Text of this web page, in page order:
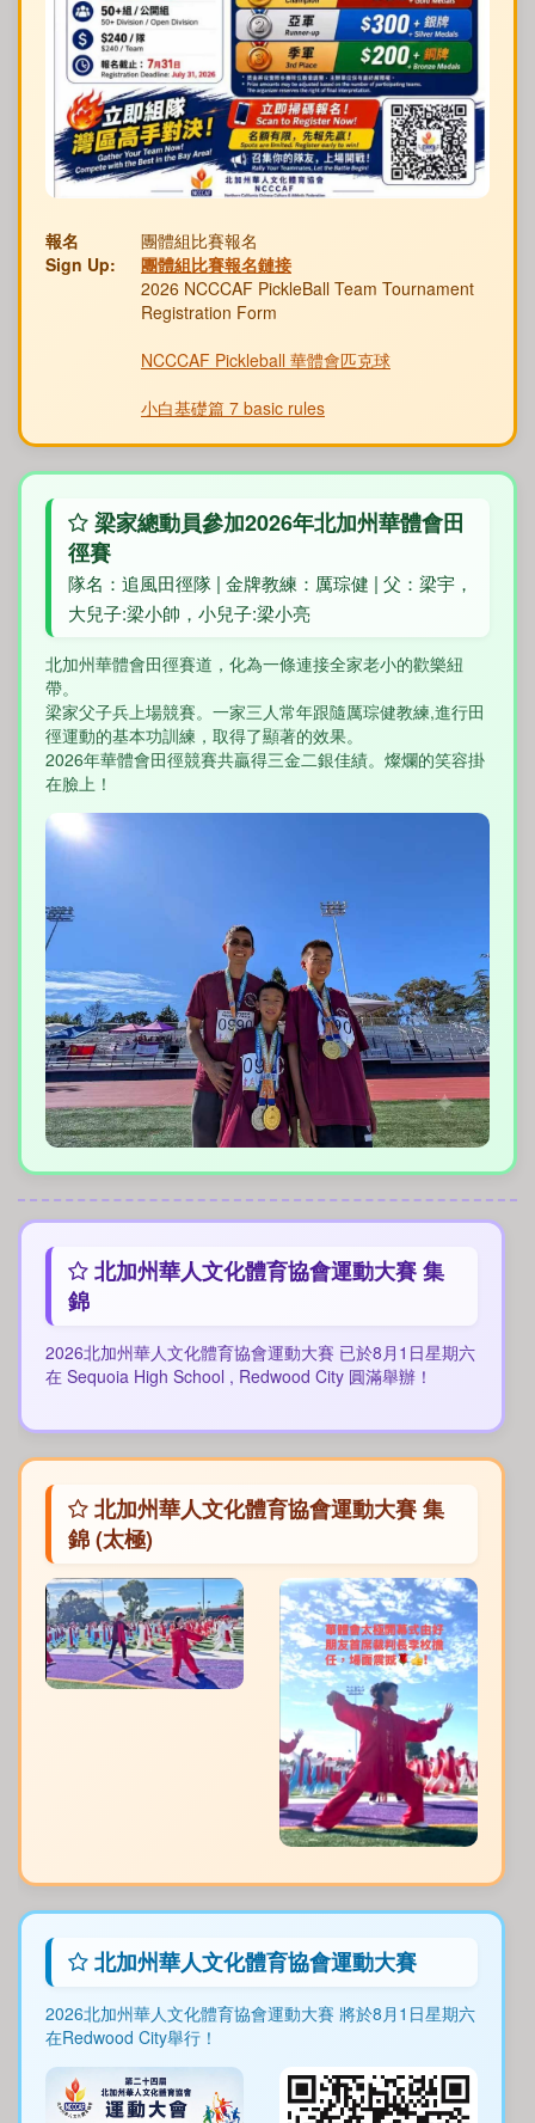
報名
Sign Up:
團體組比賽報名
團體組比賽報名鏈接
2026 NCCCAF PickleBall Team Tournament
Registration Form
NCCCAF Pickleball 華體會匹克球
小白基礎篇 7 basic rules
梁家總動員參加2026年北加州華體會田
徑賽
隊名：追風田徑隊 | 金牌教練：厲琮健 | 父：梁宇，
大兒子:梁小帥，小兒子:梁小亮
北加州華體會田徑賽道，化為一條連接全家老小的歡樂紐
帶。
梁家父子兵上場競賽。一家三人常年跟隨厲琮健教練,進行田
徑運動的基本功訓練，取得了顯著的效果。
2026年華體會田徑競賽共贏得三金二銀佳績。燦爛的笑容掛
在臉上！
北加州華人文化體育協會運動大賽 集
錦
2026北加州華人文化體育協會運動大賽 已於8月1日星期六
在 Sequoia High School , Redwood City 圓滿舉辦！
北加州華人文化體育協會運動大賽 集
錦 (太極)
北加州華人文化體育協會運動大賽
2026北加州華人文化體育協會運動大賽 將於8月1日星期六
在Redwood City舉行！